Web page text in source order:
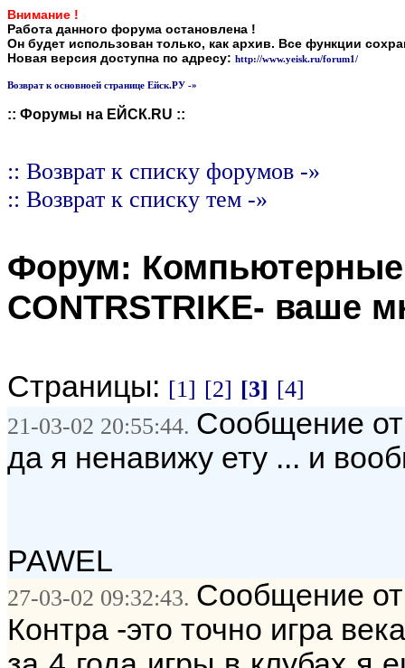
Внимание !
Работа данного форума остановлена !
Он будет использован только, как архив. Все функции
Новая версия доступна по адресу: http://www.yeisk.ru/forum1/
Возврат к основноей странице Ейск.РУ -»
:: Форумы на ЕЙСК.RU ::
:: Возврат к списку форумов -»
:: Возврат к списку тем -»
Форум:
CONTRSTRIKE- ваше
Страницы: [1] [2] [3] [4]
21-03-02 20:55:44. Сообщение
да я ненавижу ету ... и
PAWEL
27-03-02 09:32:43. Сообщение
Контра -это точно игра